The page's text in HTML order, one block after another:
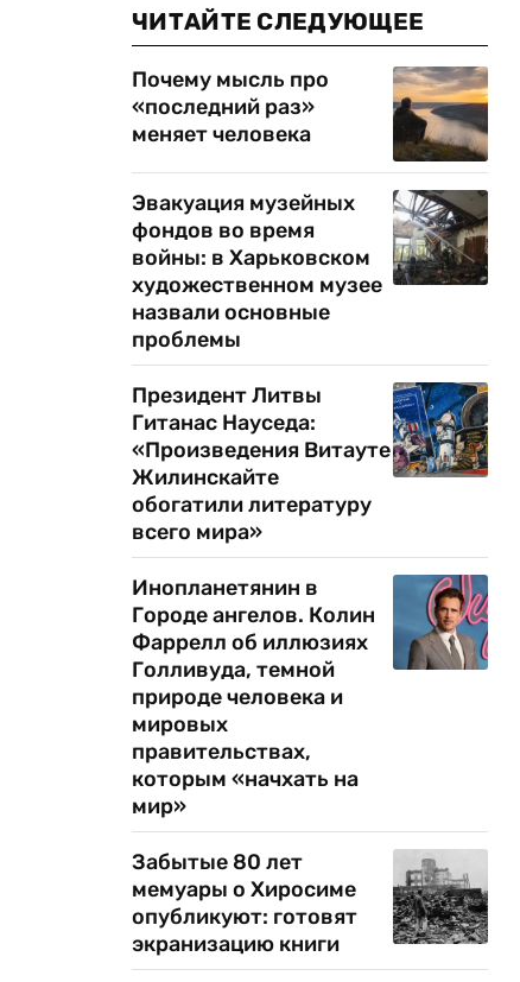
ЧИТАЙТЕ СЛЕДУЮЩЕЕ
Почему мысль про
«последний раз»
меняет человека
Эвакуация музейных
фондов во время
войны: в Харьковском
художественном музее
назвали основные
проблемы
Президент Литвы
Гитанас Науседа:
«Произведения Витауте
Жилинскайте
обогатили литературу
всего мира»
Инопланетянин в
Городе ангелов. Колин
Фаррелл об иллюзиях
Голливуда, темной
природе человека и
мировых
правительствах,
которым «начхать на
мир»
Забытые 80 лет
мемуары о Хиросиме
опубликуют: готовят
экранизацию книги